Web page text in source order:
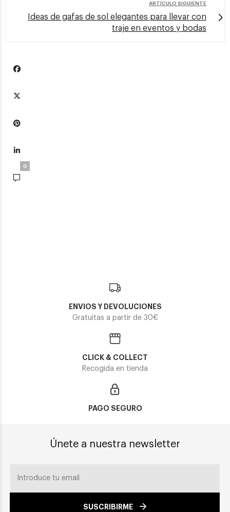
ARTÍCULO SIGUIENTE
Ideas de gafas de sol elegantes para llevar con
traje en eventos y bodas
0
ENVIOS Y DEVOLUCIONES
Gratuitas a partir de 30€
CLICK & COLLECT
Recogida en tienda
PAGO SEGURO
Únete a nuestra newsletter
SUSCRIBIRME